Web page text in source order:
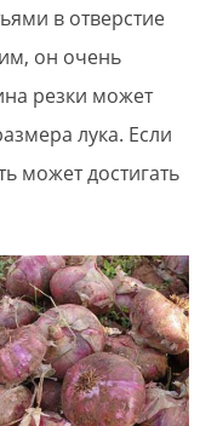
в отверстие
он очень
резки может
лука. Если
может достигать